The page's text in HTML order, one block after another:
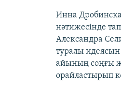
Инна
нәтижесінде
Александра
туралы идеясын
айының соңғы
орайластырып